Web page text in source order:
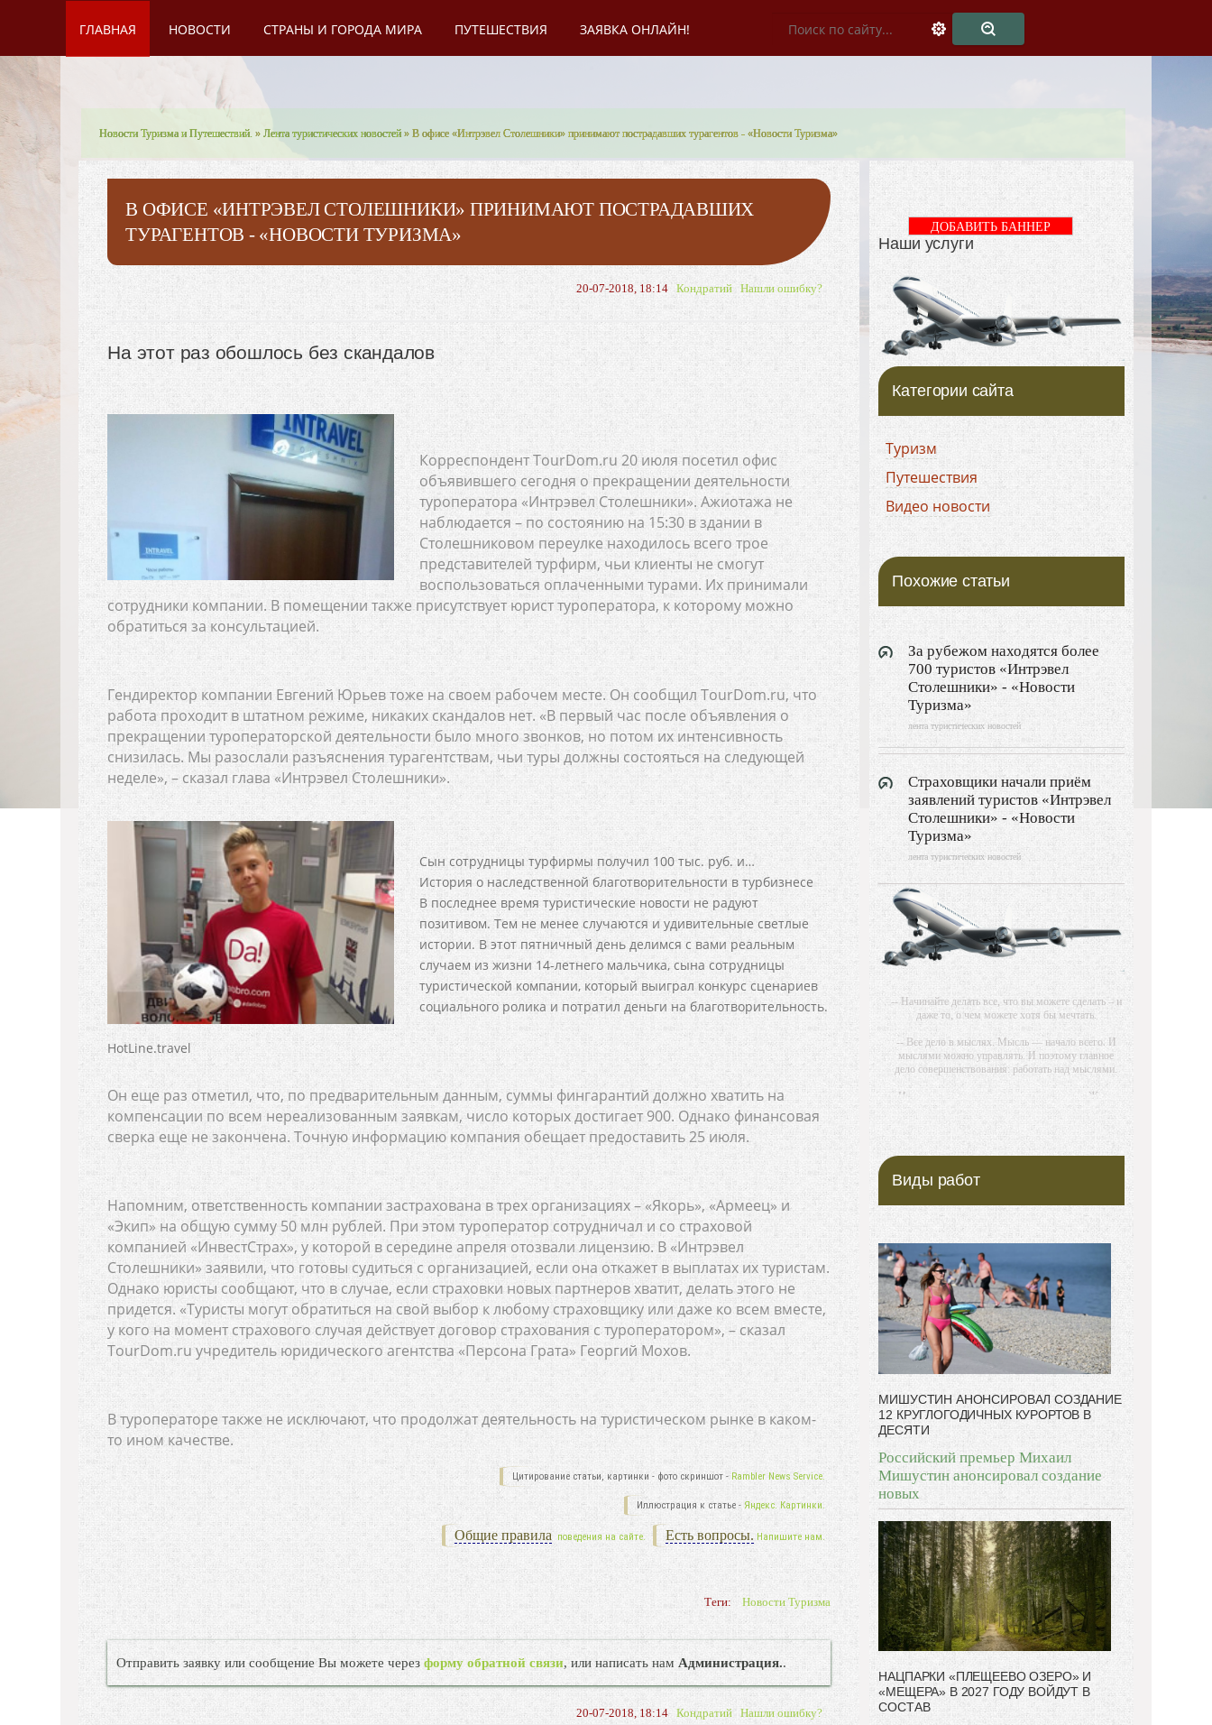
ГЛАВНАЯ НОВОСТИ СТРАНЫ И ГОРОДА МИРА ПУТЕШЕСТВИЯ ЗАЯВКА ОНЛАЙН!
Новости Туризма и Путешествий. »Лента туристических новостей » В офисе «Интрэвел Столешники» принимают пострадавших турагентов - «Новости Туризма»
В ОФИСЕ «ИНТРЭВЕЛ СТОЛЕШНИКИ» ПРИНИМАЮТ ПОСТРАДАВШИХ
ТУРАГЕНТОВ - «НОВОСТИ ТУРИЗМА»
20-07-2018, 18:14 Кондратий Нашли ошибку?
На этот раз обошлось без скандалов
Корреспондент TourDom.ru 20 июля посетил офис
объявившего сегодня о прекращении деятельности
туроператора «Интрэвел Столешники». Ажиотажа не
наблюдается – по состоянию на 15:30 в здании в
Столешниковом переулке находилось всего трое
представителей турфирм, чьи клиенты не смогут
воспользоваться оплаченными турами. Их принимали
сотрудники компании. В помещении также присутствует юрист туроператора, к которому можно
обратиться за консультацией.
Гендиректор компании Евгений Юрьев тоже на своем рабочем месте. Он сообщил TourDom.ru, что
работа проходит в штатном режиме, никаких скандалов нет. «В первый час после объявления о
прекращении туроператорской деятельности было много звонков, но потом их интенсивность
снизилась. Мы разослали разъяснения турагентствам, чьи туры должны состояться на следующей
неделе», – сказал глава «Интрэвел Столешники».
Сын сотрудницы турфирмы получил 100 тыс. руб. и…
История о наследственной благотворительности в турбизнесе
В последнее время туристические новости не радуют
позитивом. Тем не менее случаются и удивительные светлые
истории. В этот пятничный день делимся с вами реальным
случаем из жизни 14-летнего мальчика, сына сотрудницы
туристической компании, который выиграл конкурс сценариев
социального ролика и потратил деньги на благотворительность.
HotLine.travel
Он еще раз отметил, что, по предварительным данным, суммы фингарантий должно хватить на
компенсации по всем нереализованным заявкам, число которых достигает 900. Однако финансовая
сверка еще не закончена. Точную информацию компания обещает предоставить 25 июля.
Напомним, ответственность компании застрахована в трех организациях – «Якорь», «Армеец» и
«Экип» на общую сумму 50 млн рублей. При этом туроператор сотрудничал и со страховой
компанией «ИнвестСтрах», у которой в середине апреля отозвали лицензию. В «Интрэвел
Столешники» заявили, что готовы судиться с организацией, если она откажет в выплатах их туристам.
Однако юристы сообщают, что в случае, если страховки новых партнеров хватит, делать этого не
придется. «Туристы могут обратиться на свой выбор к любому страховщику или даже ко всем вместе,
у кого на момент страхового случая действует договор страхования с туроператором», – сказал
TourDom.ru учредитель юридического агентства «Персона Грата» Георгий Мохов.
В туроператоре также не исключают, что продолжат деятельность на туристическом рынке в каком-
то ином качестве.
Цитирование статьи, картинки - фото скриншот - Rambler News Service.
Иллюстрация к статье - Яндекс. Картинки.
Есть вопросы. Напишите нам.
Общие правила поведения на сайте.
Теги: Новости Туризма
Отправить заявку или сообщение Вы можете черезформу обратной связи, или написать нам Администрация..
20-07-2018, 18:14 Кондратий Нашли ошибку?
Наши услуги
ДОБАВИТЬ БАННЕР
Категории сайта
Туризм
Путешествия
Видео новости
Похожие статьи
За рубежом находятся более
700 туристов «Интрэвел
Столешники» - «Новости
Туризма»
лента туристических новостей
Страховщики начали приём
заявлений туристов «Интрэвел
Столешники» - «Новости
Туризма»
лента туристических новостей
-- Начинайте делать все, что вы можете сделать – и
даже то, о чем можете хотя бы мечтать.
-- Все дело в мыслях. Мысль — начало всего. И
мыслями можно управлять. И поэтому главное
дело совершенствования: работать над мыслями.
-- Идите уверенно по направлению к мечте. Живите
той жизнью, которую вы сами себе придумали.
-- Самое большое богатство — это ум. Самая
большая нищета — глупость. Из всех страхов
-- Лучшее, что можно сделать с хорошим советом,
это пропустить его мимо ушей. Он никогда не
бывает полезен никому, кроме того, кто его дал.
-- Люблю давать советы и очень не люблю, когда их
дают мне.
Виды работ
МИШУСТИН АНОНСИРОВАЛ СОЗДАНИЕ
12 КРУГЛОГОДИЧНЫХ КУРОРТОВ В
ДЕСЯТИ
Российский премьер Михаил
Мишустин анонсировал создание
новых
НАЦПАРКИ «ПЛЕЩЕЕВО ОЗЕРО» И
«МЕЩЕРА» В 2027 ГОДУ ВОЙДУТ В
СОСТАВ